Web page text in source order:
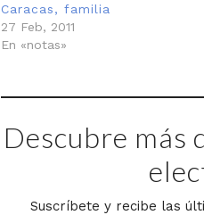
Caracas, familia
27 Feb, 2011
En «notas»
Descubre más
Suscríbete y recibe las